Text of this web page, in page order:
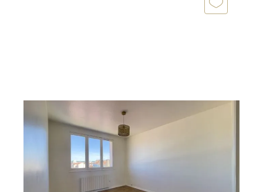
VILLEURBANNE 69
39,14 m2, 2 pièces
Ref : 136374
Appartement T2 à vendre
139 000 €